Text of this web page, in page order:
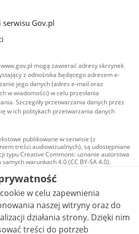
serwisu Gov.pl
mogą zawierać adresy skrzynek
z odnośnika będącego adresem e-
jego danych (adres e-mail oraz
w wiadomości) w celu przesłania
Szczegóły przetwarzania danych przez
w ich politykach przetwarzania danych
publikowane w serwisie (z
treści audiowizualnych), są udostępniane
typu Creative Commons: uznanie autorstwa
samych warunkach 4.0 (CC BY-SA 4.0).
audiowizualne, w tym zdjęcia, materiały
są udostępniane na licencji typu
Commons: uznanie autorstwa użycie
- bez utworów zależnych 4.0 (CC BY-
o ile nie jest to stwierdzone inaczej.
w celu zapewnienia
naszej witryny oraz do
działania strony. Dzięki nim
treści do potrzeb